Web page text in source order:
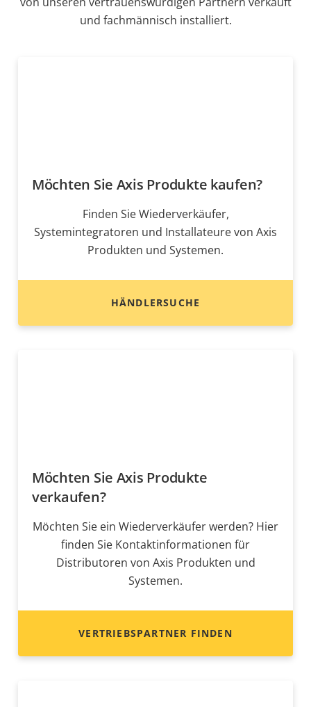
und fachmännisch installiert.
Möchten Sie Axis Produkte kaufen?
Finden Sie Wiederverkäufer,
Systemintegratoren und Installateure von Axis
Produkten und Systemen.
HÄNDLERSUCHE
Möchten Sie Axis Produkte
verkaufen?
Möchten Sie ein Wiederverkäufer werden? Hier
finden Sie Kontaktinformationen für
Distributoren von Axis Produkten und
Systemen.
VERTRIEBSPARTNER FINDEN